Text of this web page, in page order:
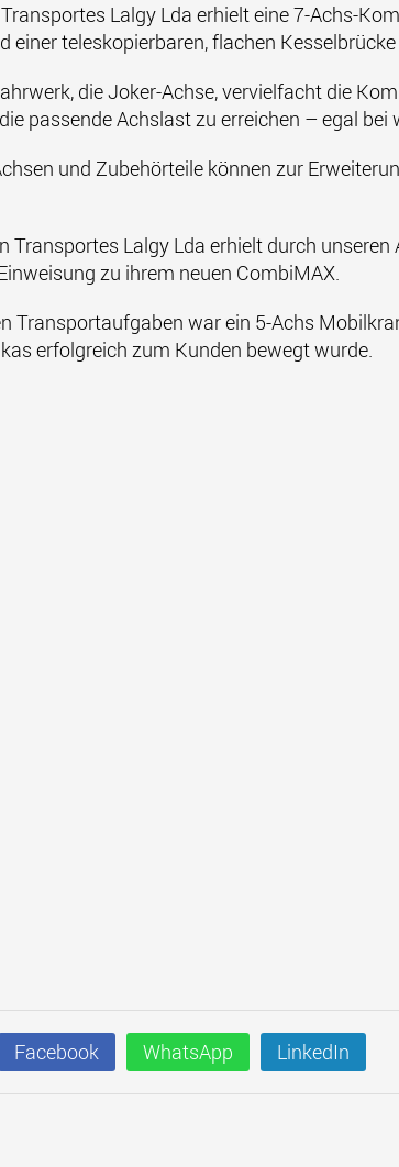
Lalgy Lda erhielt eine 7-Achs-
einer teleskopierbaren, flachen
die Joker-Achse, vervielfacht die
passende Achslast zu erreichen – egal bei
und Zubehörteile können zur
Transportes Lalgy Lda erhielt durch
zu ihrem neuen CombiMAX.
Transportaufgaben war ein 5-Achs
erfolgreich zum Kunden bewegt wurde.
Facebook WhatsApp LinkedIn